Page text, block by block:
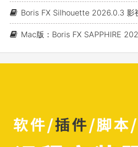
Boris FX Silhouette 2026.0.3 影视后期Roto抠像Paint视效合成软件+Adobe/OFX插
Mac版：Boris FX SAPPHIRE 2026.5 v19.5 蓝宝石视效插件_For AE/PR/Avid/